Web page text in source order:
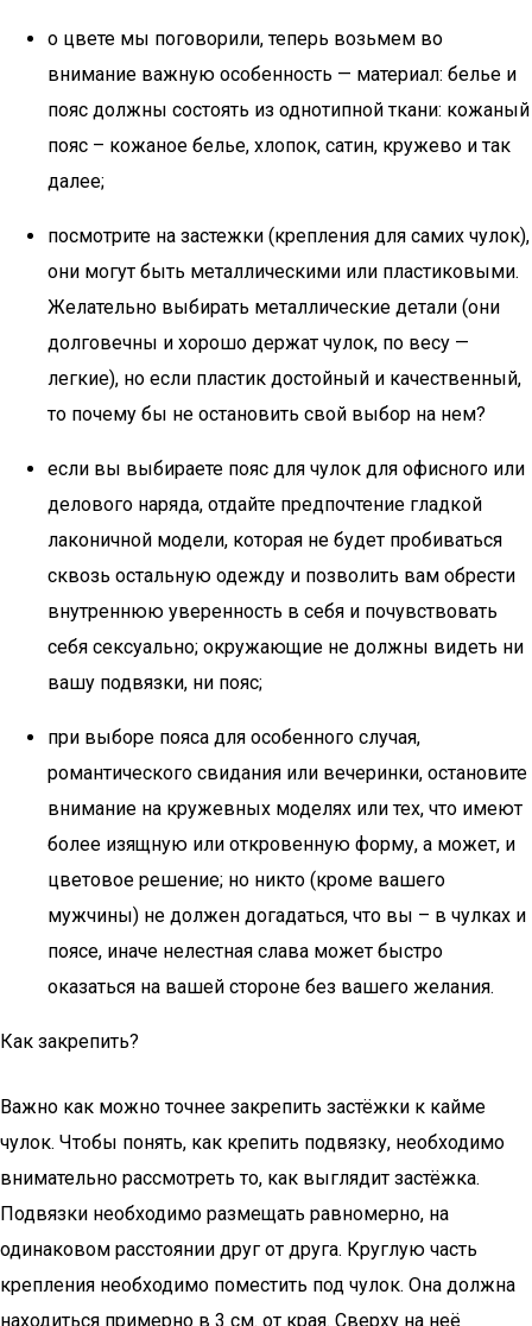
о цвете мы поговорили, теперь возьмем во
внимание важную особенность — материал: белье и
пояс должны состоять из однотипной ткани: кожаный
пояс – кожаное белье, хлопок, сатин, кружево и так
далее;
посмотрите на застежки (крепления для самих чулок),
они могут быть металлическими или пластиковыми.
Желательно выбирать металлические детали (они
долговечны и хорошо держат чулок, по весу —
легкие), но если пластик достойный и качественный,
то почему бы не остановить свой выбор на нем?
если вы выбираете пояс для чулок для офисного или
делового наряда, отдайте предпочтение гладкой
лаконичной модели, которая не будет пробиваться
сквозь остальную одежду и позволить вам обрести
внутреннюю уверенность в себя и почувствовать
себя сексуально; окружающие не должны видеть ни
вашу подвязки, ни пояс;
при выборе пояса для особенного случая,
романтического свидания или вечеринки, остановите
внимание на кружевных моделях или тех, что имеют
более изящную или откровенную форму, а может, и
цветовое решение; но никто (кроме вашего
мужчины) не должен догадаться, что вы – в чулках и
поясе, иначе нелестная слава может быстро
оказаться на вашей стороне без вашего желания.
Как закрепить?
Важно как можно точнее закрепить застёжки к кайме
чулок. Чтобы понять, как крепить подвязку, необходимо
внимательно рассмотреть то, как выглядит застёжка.
Подвязки необходимо размещать равномерно, на
одинаковом расстоянии друг от друга. Круглую часть
крепления необходимо поместить под чулок. Она должна
находиться примерно в 3 см. от края. Сверху на неё